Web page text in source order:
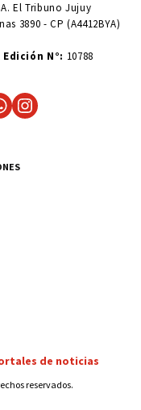
El Tribuno Jujuy
3890 - CP (A4412BYA)
Edición N°: 10788
de noticias
reservados.